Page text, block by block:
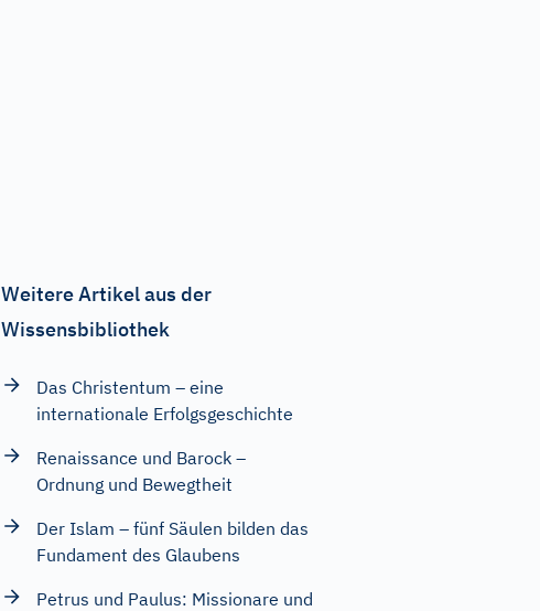
Weitere Artikel aus der
Wissensbibliothek
Das Christentum – eine
internationale Erfolgsgeschichte
Renaissance und Barock –
Ordnung und Bewegtheit
Der Islam – fünf Säulen bilden das
Fundament des Glaubens
Petrus und Paulus: Missionare und